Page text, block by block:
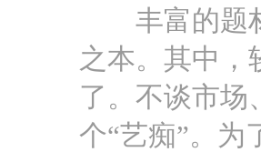
丰富的题材
之本。其中，
了。不谈市场
个“艺痴”。为